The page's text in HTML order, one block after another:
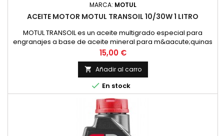
MARCA: MOTUL
ACEITE MOTOR MOTUL TRANSOIL 10/30W 1 LITRO
MOTUL TRANSOIL es un aceite multigrado especial para
engranajes a base de aceite mineral para m&aacute;quinas
de dos tiempos con lubricaci&oacute;n separada de los
engranajes. Corresponde a la recomendaci&oacute;n de
YAMAHA para estas transmisiones.ESPECIFICACIONES /
NORMAS:NORMAS: SAE 10W-30VENTAJAS ESPECIALES:- Permite
un cambio de marchas f&aacute;cil...
Precio
15,00 €
 Añadir al carro
 En stock